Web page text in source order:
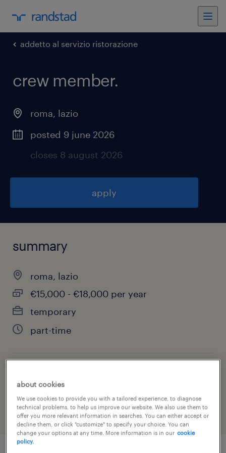
addetto al servizio ristorazione
crew member.
roma, lazio
posted 9 june 2026
closes 8 august 2026
apply
summary
roma, lazio
€15,000 - €18,000 per year
temporary
part-time
about cookies
We use cookies to provide you with a tailored experience, to diagnose
technical problems, to help us improve our website. We also use them to
offer you more relevant information in searches. You can either accept or
decline them, or click "customize" to specify your choice. You can
change your options at any time. More information is in our cookie
policy.